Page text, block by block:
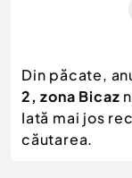
Electronice si
Mama si copilul
Moda si
Sport, timp
Scutere - ATV -
Autoutilitare
Ambarcatiuni
Camioane -
Din păcate,
2, zona Bicaz
Iată mai jos
căutarea.